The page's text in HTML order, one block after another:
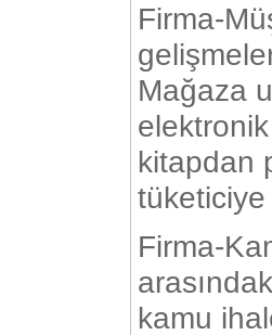
Firma-
Mağaza
kitapdan
tüketiciye
Firma-
kamu